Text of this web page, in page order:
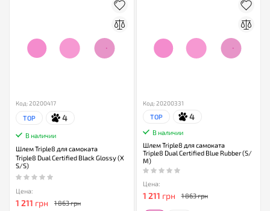
Код: 20200417
TOP 4
В наличии
Шлем Triple8 для самоката
Triple8 Dual Certified Black Glossy (X
S/S)
Цена:
1 211 грн 1 863 грн
Код: 20200331
TOP 4
В наличии
Шлем Triple8 для самоката
Triple8 Dual Certified Blue Rubber (S/
M)
Цена:
1 211 грн 1 863 грн